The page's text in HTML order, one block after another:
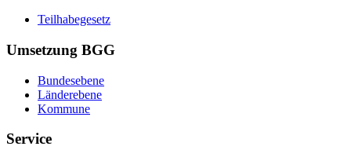
Teilhabegesetz
Umsetzung BGG
Bundesebene
Länderebene
Kommune
Service